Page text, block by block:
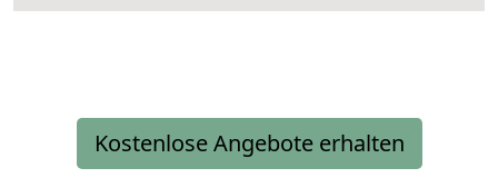
Kostenlose Angebote erhalten